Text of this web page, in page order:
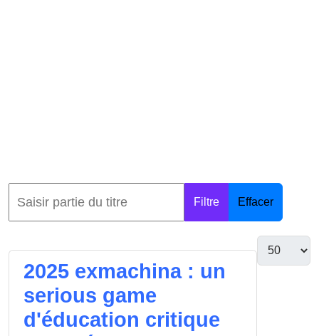
Filtre Effacer
2025 exmachina : un
serious game
d'éducation critique